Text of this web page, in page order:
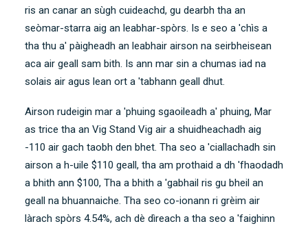
ris an canar an sùgh cuideachd, gu dearbh tha an
seòmar-starra aig an leabhar-spòrs. Is e seo a 'chìs a
tha thu a' pàigheadh ​​an leabhair airson na seirbheisean
aca air geall sam bith. Is ann mar sin a chumas iad na
solais air agus lean ort a 'tabhann geall dhut.
Airson rudeigin mar a 'phuing sgaoileadh a' phuing, Mar
as trice tha an Vig Stand Vig air a shuidheachadh aig
-110 air gach taobh den bhet. Tha seo a 'ciallachadh sin
airson a h-uile $110 geall, tha am prothaid a dh 'fhaodadh
a bhith ann $100, Tha a bhith a 'gabhail ris gu bheil an
geall na bhuannaiche. Tha seo co-ionann ri grèim air
làrach spòrs 4.54%, ach dè dìreach a tha seo a 'faighinn